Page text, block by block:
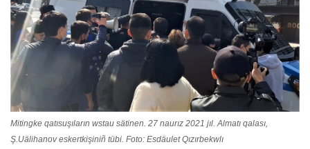
Mitingke qatısuşıların wstau sätinen. 27 naurız 2021 jıl. Almatı qalası,
Ş.Uälihanov eskertkişiniñ tübi. Foto: Esdäulet Qızırbekwlı